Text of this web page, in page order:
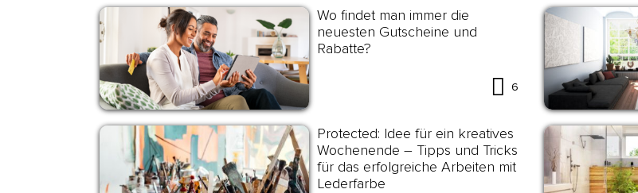
Wo findet man immer die
neuesten Gutscheine und
Rabatte?
6
Protected: Idee für ein kreatives
Wochenende – Tipps und Tricks
für das erfolgreiche Arbeiten mit
Lederfarbe